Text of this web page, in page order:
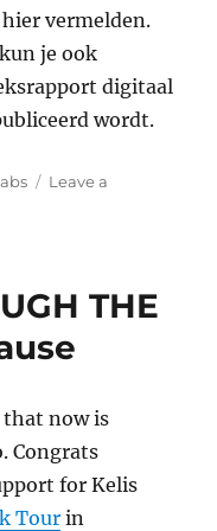
vermelden.
je ook
digitaal
wordt.
Leave a
THE
that now is
Congrats
for Kelis
Tourin